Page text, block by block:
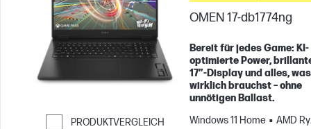
PRODUKTVERGLEICH
OMEN 17-db1774ng
Bereit für jedes Game: KI-
optimierte Power,
17″-Display und alles,
wirklich brauchst – ohne
unnötigen Ballast.
Windows 11 Home
AMD